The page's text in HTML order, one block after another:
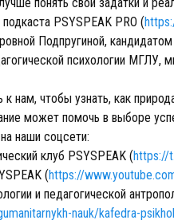
PSYSPEAK PRO (
Подпругиной,
психологии МГЛУ,
к нам, чтобы узнать, как
может помочь в выборе
наши соцсети:
клуб PSYSPEAK (https://
(https://
и педагогической
nauk/kafedra-